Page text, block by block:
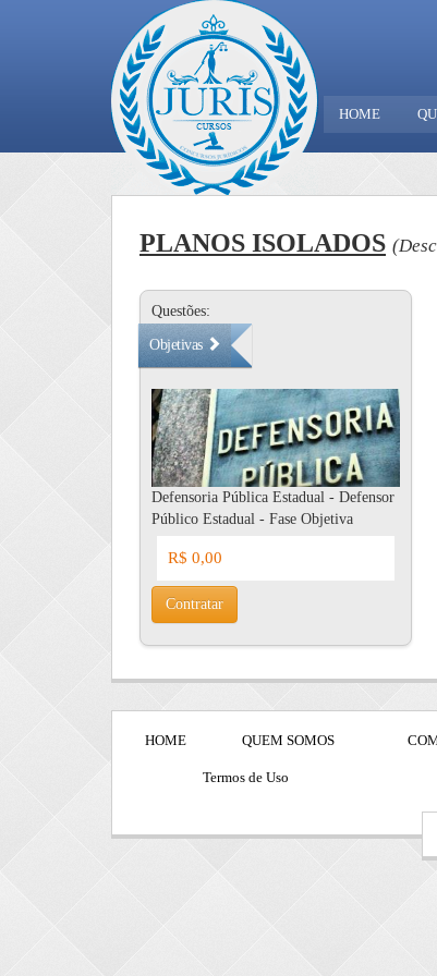
HOME
PLANOS ISOLADOS
Questões:
Objetivas
Defensoria Pública Estadual - Defensor
Público Estadual - Fase Objetiva
R$ 0,00
Contratar
HOME QUEM SOMOS
Termos de Uso